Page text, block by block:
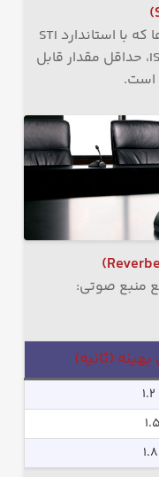
شاخص کلیدی انتقال واضح دیالوگ‌ها که با استاندارد STI
اندازه‌گیری می‌شود. مطابق ISO 3382، حداقل مقدار قابل
منبع صوتی:
بهینه (ثانیه)